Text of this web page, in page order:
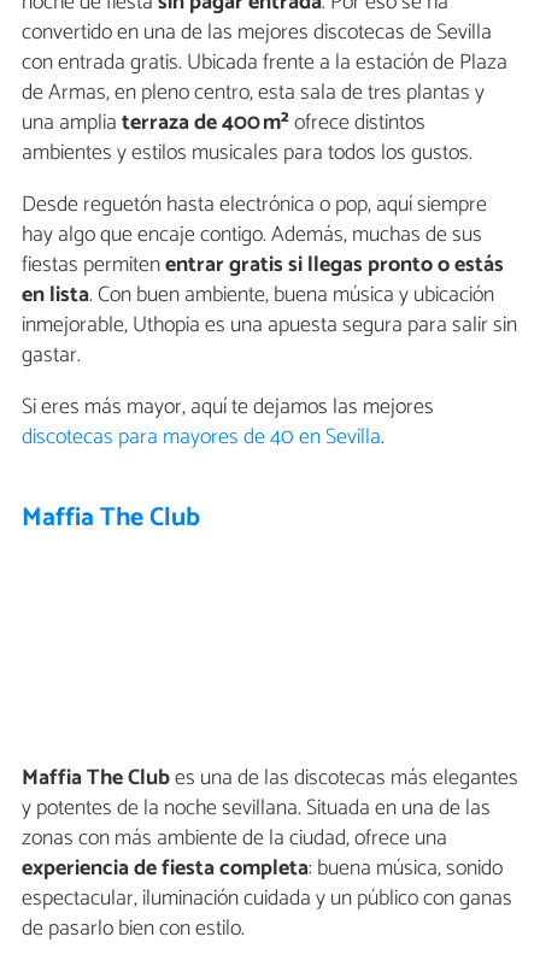
convertido en una de las mejores discotecas de Sevilla
con entrada gratis. Ubicada frente a la estación de Plaza
de Armas, en pleno centro, esta sala de tres plantas y
una ampliaterraza de 400 m²ofrece distintos
ambientes y estilos musicales para todos los gustos.
Desde reguetón hasta electrónica o pop, aquí siempre
hay algo que encaje contigo. Además, muchas de sus
fiestas permitenentrar gratis si llegas pronto o estás
en lista. Con buen ambiente, buena música y ubicación
inmejorable, Uthopia es una apuesta segura para salir sin
gastar.
Si eres más mayor, aquí te dejamos las mejores
discotecas para mayores de 40 en Sevilla.
Maffia The Club
Maffia The Clubes una de las discotecas más elegantes
y potentes de la noche sevillana. Situada en una de las
zonas con más ambiente de la ciudad, ofrece una
experiencia de fiesta completa: buena música, sonido
espectacular, iluminación cuidada y un público con ganas
de pasarlo bien con estilo.